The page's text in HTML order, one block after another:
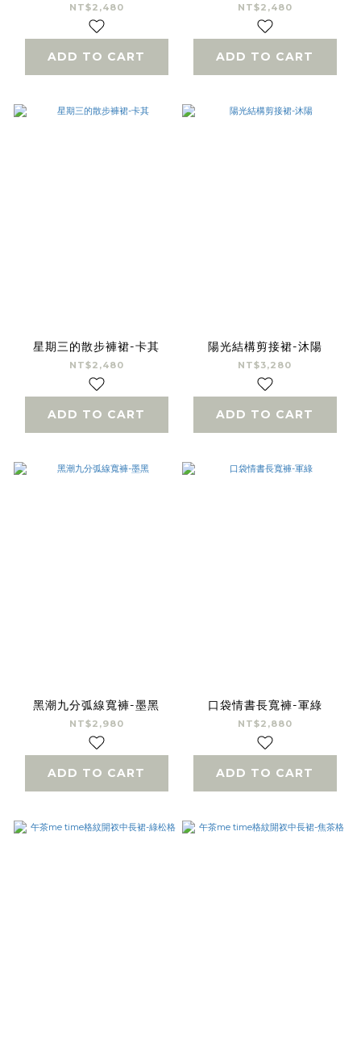
NT$2,480
ADD TO CART
NT$2,480
ADD TO CART
星期三的散步褲裙-卡其
NT$2,480
ADD TO CART
陽光結構剪接裙-沐陽
NT$3,280
ADD TO CART
黑潮九分弧線寬褲-墨黑
NT$2,980
ADD TO CART
口袋情書長寬褲-軍綠
NT$2,880
ADD TO CART